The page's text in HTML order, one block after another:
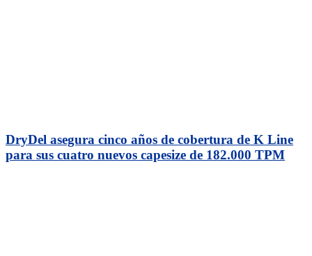
DryDel asegura cinco años de cobertura de K Line
para sus cuatro nuevos capesize de 182.000 TPM